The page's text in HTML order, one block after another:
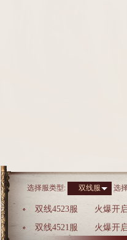
选择服类型: 双线服 选
双线4523服 火爆开
双线4521服
火爆开